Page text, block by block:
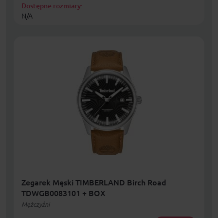
Dostępne rozmiary:
N/A
Zegarek Męski TIMBERLAND Birch Road
TDWGB0083101 + BOX
Mężczyźni